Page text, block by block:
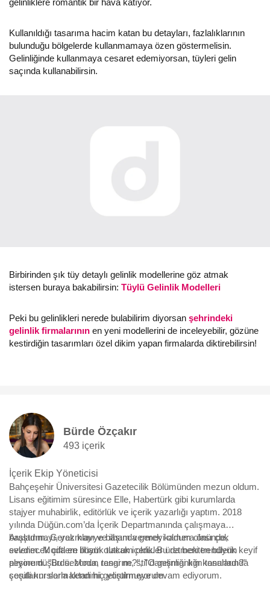
gelinliklere romantik bir hava katıyor.
Kullanıldığı tasarıma hacim katan bu detayları, fazlalıklarının
bulunduğu bölgelerde kullanmamaya özen göstermelisin.
Gelinliğinde kullanmaya cesaret edemiyorsan, tüyleri gelin
saçında kullanabilirsin.
Birbirinden şık tüy detaylı gelinlik modellerine göz atmak
istersen buraya bakabilirsin: Tüylü Gelinlik Modelleri
Peki bu gelinlikleri nerede bulabilirim diyorsan şehrindeki
gelinlik firmalarının en yeni modellerini de inceleyebilir, gözüne
kestirdiğin tasarımları özel dikim yapan firmalarda diktirebilirsin!
Bürde Özçakır
493 içerik
İçerik Ekip Yöneticisi
Bahçeşehir Üniversitesi Gazetecilik Bölümünden mezun oldum.
Lisans eğitimim süresince Elle, Habertürk gibi kurumlarda
stajyer muhabirlik, editörlük ve içerik yazarlığı yaptım. 2018
yılında Düğün.com’da İçerik Departmanında çalışmaya
başladım. Gerek klavye başında gerek kamera önünde,
evlenecek çiftlere ilham olacak içerikler üretmekten büyük keyif
alıyorum. "Bu sezonun rengi ne?", "O gelinliği kim tasarladı?"
sorularını sormaktan hiç yorulmuyorum.
Araştırmayı, yazmayı ve ilham vermeyi oldum olası çok
sevdim. Moda en büyük tutkum oldu. Bu da beni trendlerin
peşine düşürdü. Moda, tasarım, stil danışmanlığı konularında
çeşitli kurslarla kendimi geliştirmeye devam ediyorum.